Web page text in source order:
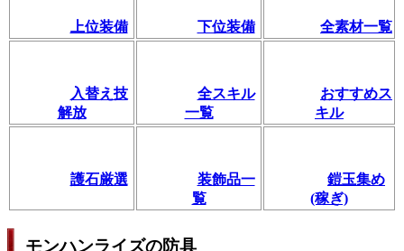
上位装備 下位装備 全素材一覧
入替え技
解放
全スキル
一覧
おすすめス
キル
護石厳選
装飾品一
覧
鎧玉集め
(稼ぎ)
モンハンライズの防具